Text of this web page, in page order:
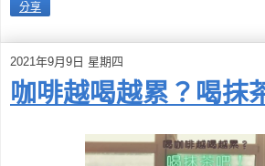
分享
2021年9月9日 星期四
咖啡越喝越累？喝抹